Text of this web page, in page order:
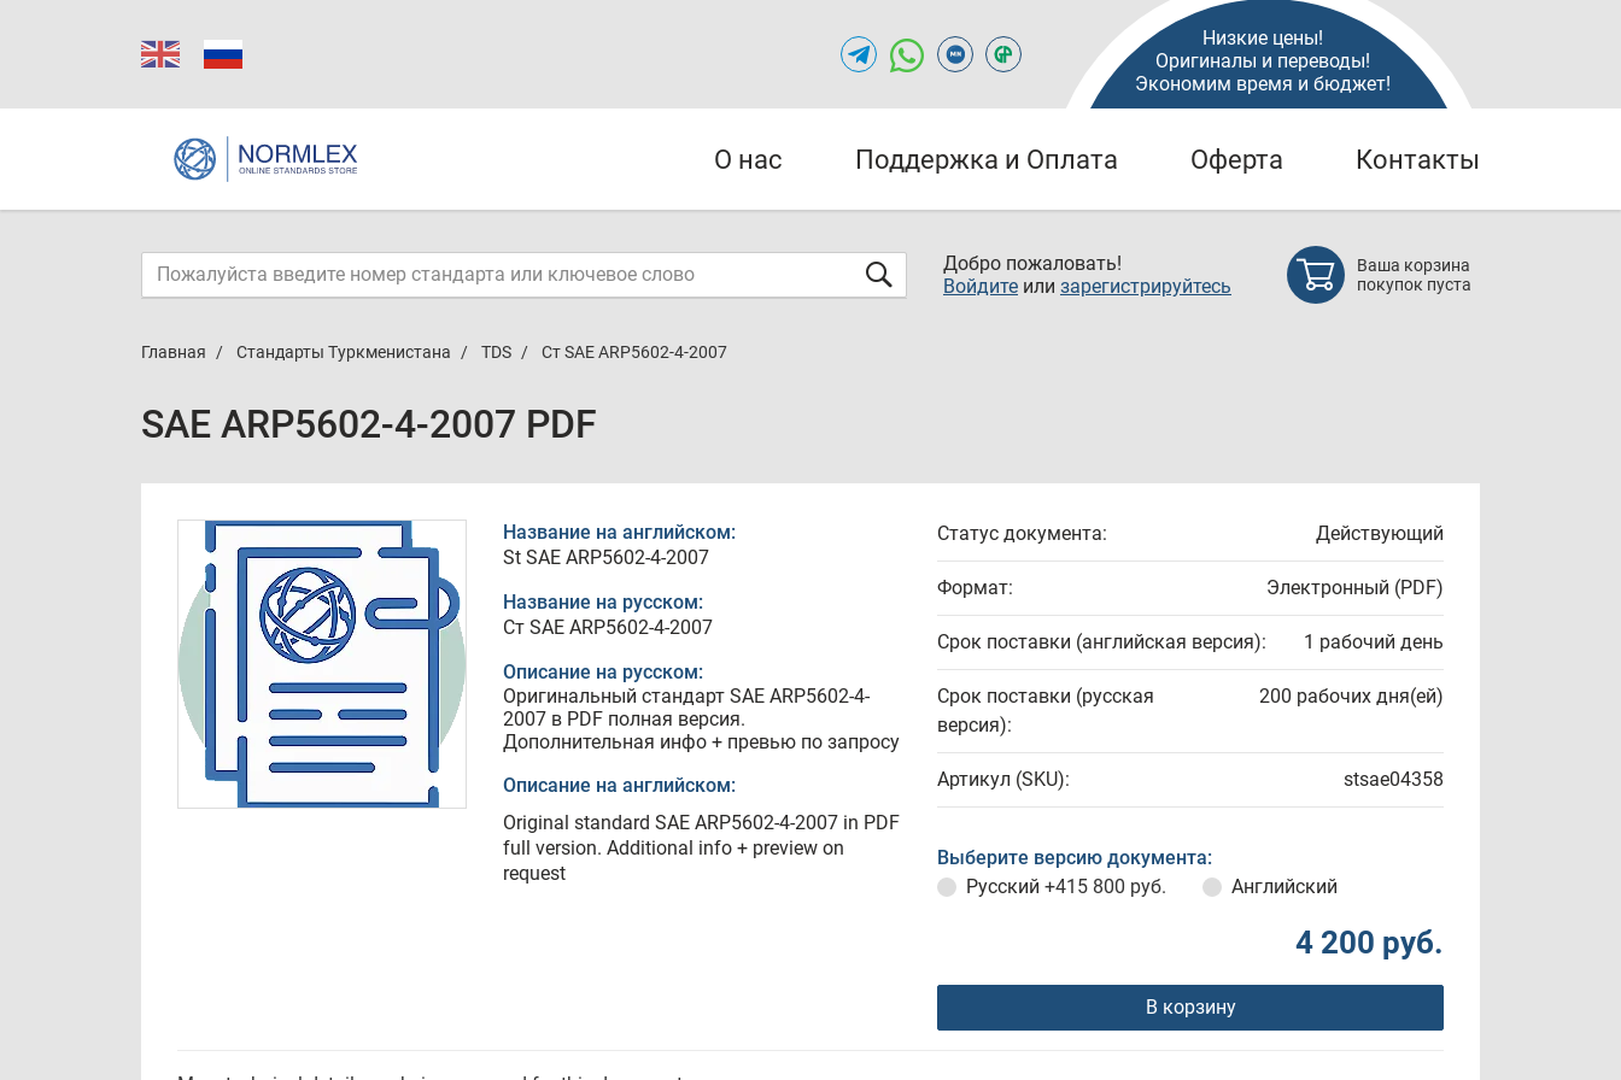
Низкие цены!
Оригиналы и переводы!
Экономим время и бюджет!
О нас Поддержка и Оплата Оферта Контакты
Добро пожаловать!
Войдите или зарегистрируйтесь
Ваша корзина
покупок пуста
Главная Стандарты Туркменистана TDS Ст SAE ARP5602-4-2007
SAE ARP5602-4-2007 PDF
Название на английском:
St SAE ARP5602-4-2007
Название на русском:
Ст SAE ARP5602-4-2007
Описание на русском:
Оригинальный стандарт SAE ARP5602-4-
2007 в PDF полная версия.
Дополнительная инфо + превью по запросу
Описание на английском:
Original standard SAE ARP5602-4-2007 in PDF
full version. Additional info + preview on
request
Статус документа: Действующий
Формат: Электронный (PDF)
Срок поставки (английская версия): 1 рабочий день
Срок поставки (русская
версия):
200 рабочих дня(ей)
Артикул (SKU): stsae04358
Выберите версию документа:
Русский +415 800 руб. Английский
4 200 руб.
В корзину